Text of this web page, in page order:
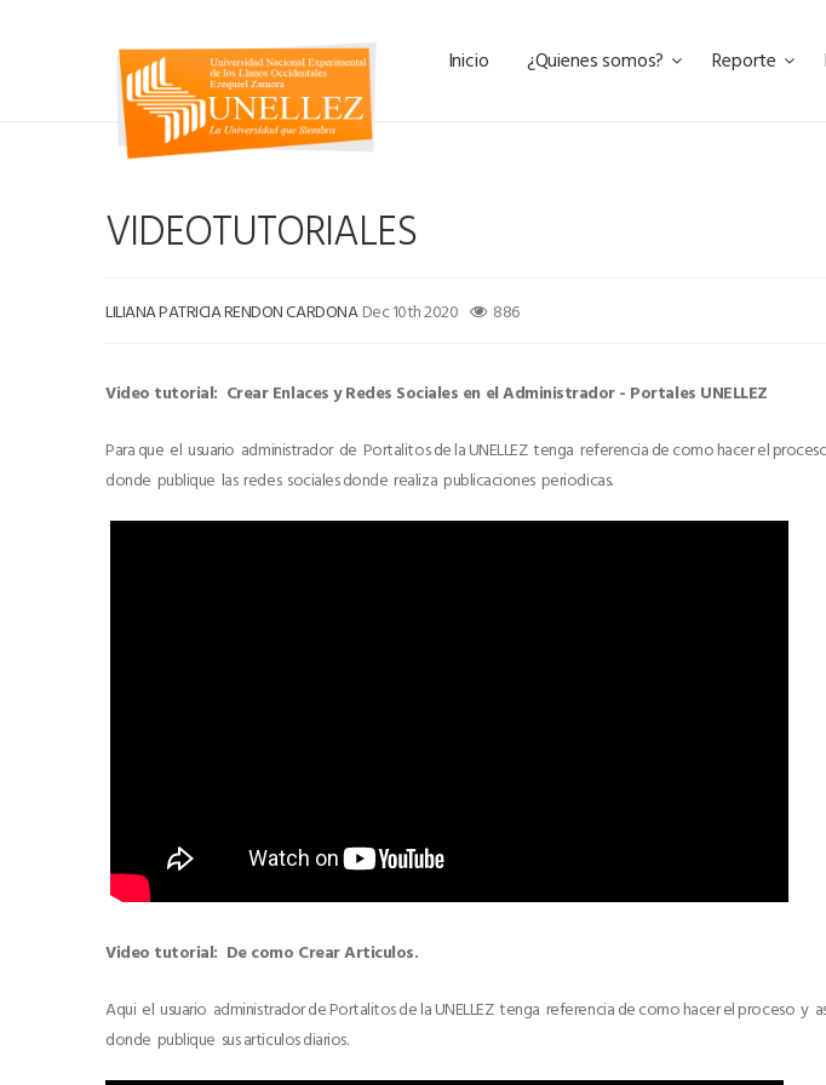
Inicio ¿Quienes somos? Reporte
VIDEOTUTORIALES
LILIANA PATRICIA RENDON CARDONA Dec 10th 2020 886
Video tutorial: Crear Enlaces y Redes Sociales en el Administrador - Portales UNELLEZ
Para que el usuario administrador de Portalitos de la UNELLEZ tenga referencia de como hacer el
donde publique las redes sociales donde realiza publicaciones periodicas.
Video tutorial: De como Crear Articulos.
Aqui el usuario administrador de Portalitos de la UNELLEZ tenga referencia de como hacer el proceso y
donde publique sus articulos diarios.